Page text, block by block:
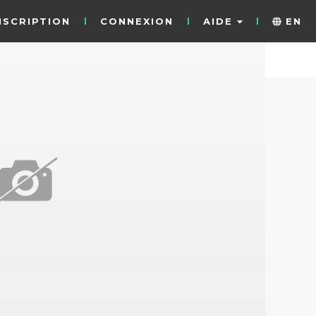
CONNEXION AIDE EN